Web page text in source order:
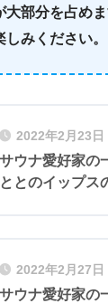
大部分を占め
みください。
2022年2月23日
サウナ愛好家の
ととのイップス
2022年2月27日
サウナ愛好家の